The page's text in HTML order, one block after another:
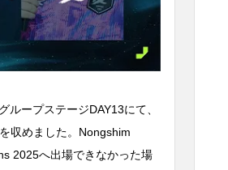
ープステージDAY13にて、
収めました。Nongshim
2025へ出場できなかった場